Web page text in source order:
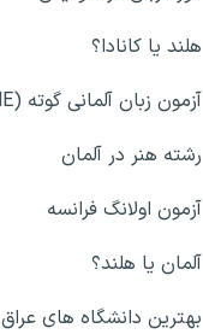
هلند یا کانادا؟
آزمون زبان آلمانی گوته (GOETHE)
رشته هنر در آلمان
آزمون اولانگ فرانسه
آلمان یا هلند؟
بهترین دانشگاه های عراق